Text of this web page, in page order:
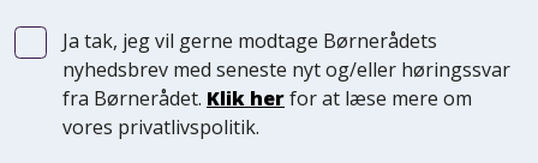
Ja tak, jeg vil gerne modtage Børnerådets
nyhedsbrev med seneste nyt og/eller høringssvar
fra Børnerådet. Klik herfor at læse mere om
vores privatlivspolitik.